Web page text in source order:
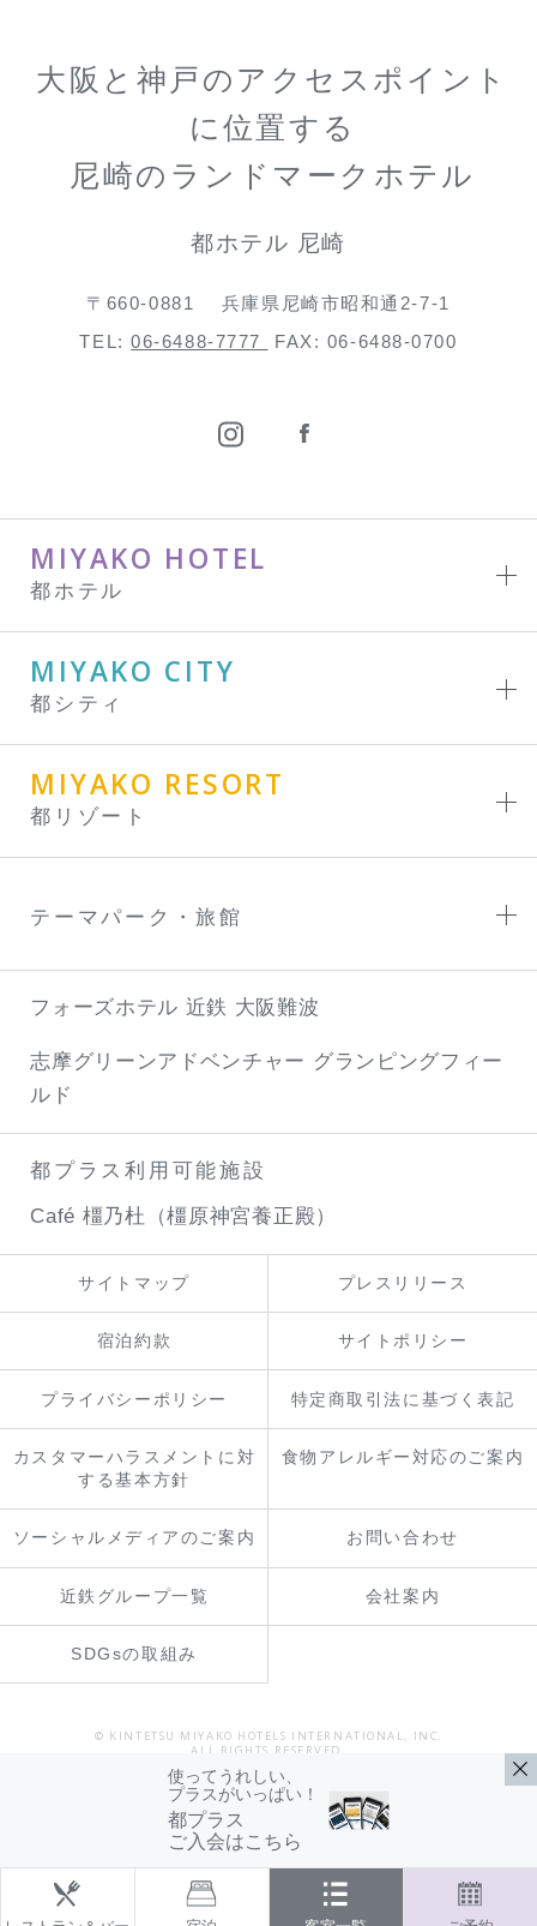
大阪と神戸のアクセスポイント
に位置する
尼崎のランドマークホテル
都ホテル 尼崎
〒660-0881
兵庫県尼崎市昭和通2-7-1
TEL:06-6488-7777 FAX: 06-6488-0700
MIYAKO HOTEL
都ホテル
MIYAKO CITY
都シティ
MIYAKO RESORT
都リゾート
テーマパーク・旅館
フォーズホテル 近鉄 大阪難波
志摩グリーンアドベンチャー グランピングフィー
ルド
都プラス利用可能施設
Café 橿乃杜（橿原神宮養正殿）
サイトマップ プレスリリース
宿泊約款 サイトポリシー
プライバシーポリシー 特定商取引法に基づく表記
カスタマーハラスメントに対
する基本方針
食物アレルギー対応のご案内
ソーシャルメディアのご案内 お問い合わせ
近鉄グループ一覧 会社案内
SDGsの取組み
© KINTETSU MIYAKO HOTELS INTERNATIONAL, INC.
ALL RIGHTS RESERVED.
使ってうれしい、
プラスがいっぱい！
都プラス
ご入会はこちら